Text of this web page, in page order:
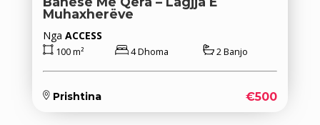
Muhaxherëve
Nga ACCESS
100 m² 4 Dhoma 2 Banjo
Prishtina €500